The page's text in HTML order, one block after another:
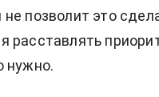
не позволит это
расставлять
нужно.